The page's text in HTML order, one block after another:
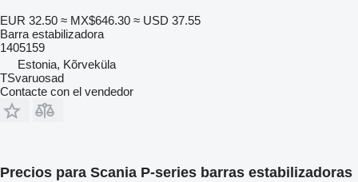
EUR 32.50 ≈ MX$646.30 ≈ USD 37.55
Barra estabilizadora
1405159
Estonia, Kõrveküla
TSvaruosad
Contacte con el vendedor
Precios para Scania P-series barras estabilizadoras